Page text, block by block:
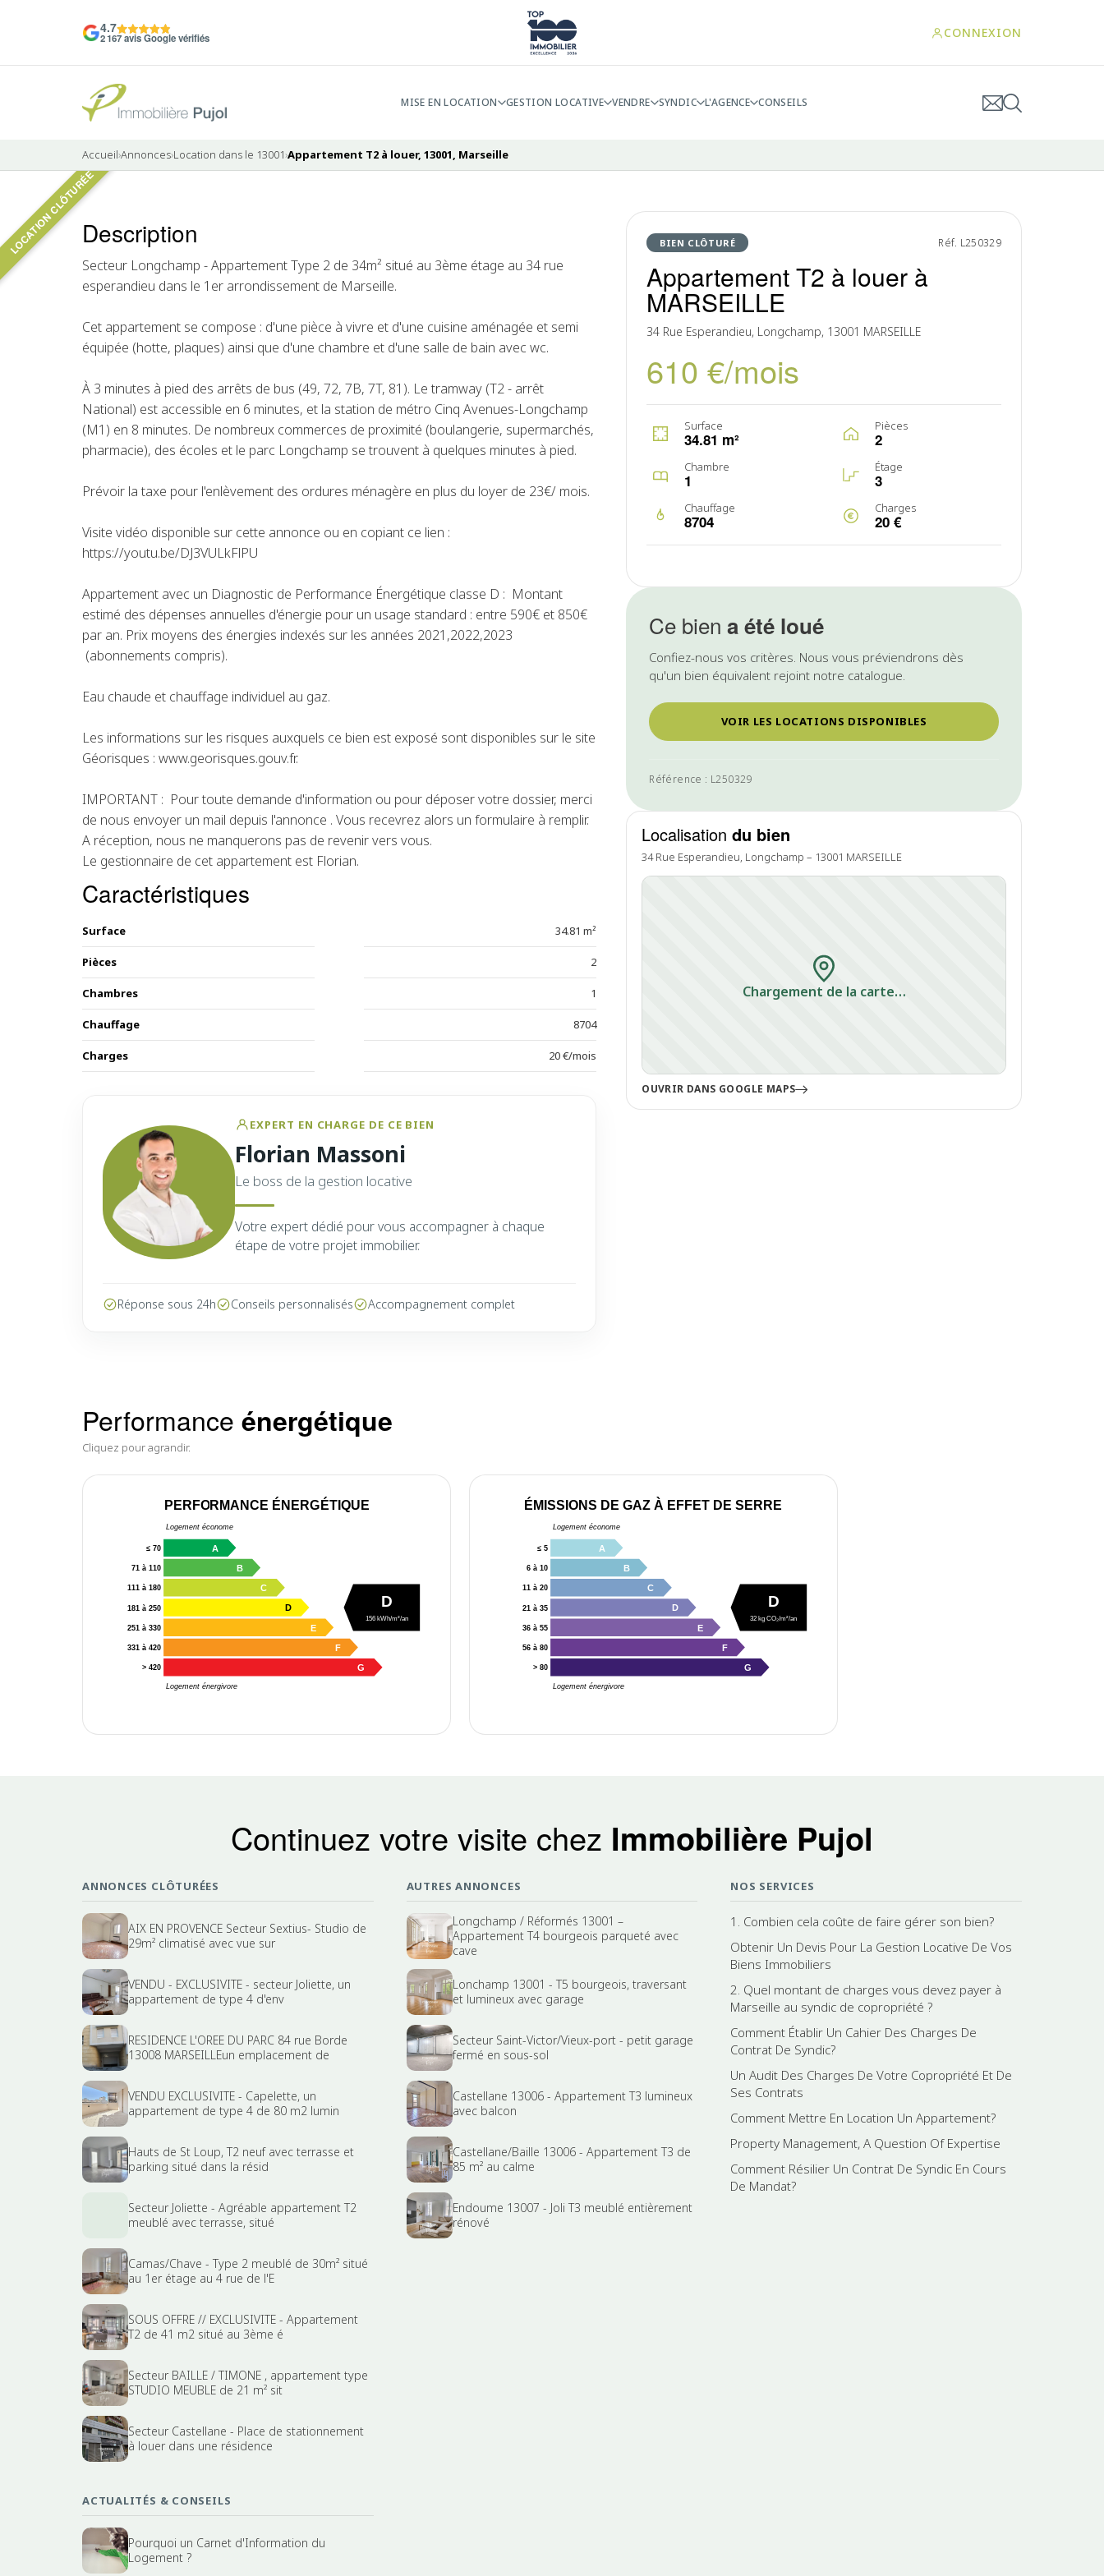
4.7
2 167 avis Google vérifiés CONNEXION
MISE EN LOCATION GESTION LOCATIVE VENDRE SYNDIC L'AGENCE CONSEILS
Accueil›Annonces›Location dans le 13001›Appartement T2 à louer, 13001, Marseille
LOCATION CLÔTURÉE BIEN CLÔTURÉ Réf. L250329
Appartement T2 à louer à
MARSEILLE
34 Rue Esperandieu, Longchamp, 13001 MARSEILLE
610 €/mois
Surface
34.81 m²
Pièces
2
Chambre
1
Étage
3
Chauffage
8704
Charges
20 €
Ce biena été loué
Confiez-nous vos critères. Nous vous préviendrons dès
qu'un bien équivalent rejoint notre catalogue.
VOIR LES LOCATIONS DISPONIBLES
Référence : L250329
Localisationdu bien
34 Rue Esperandieu, Longchamp – 13001 MARSEILLE
Chargement de la carte…
OUVRIR DANS GOOGLE MAPS
LOUÉ
Description
Secteur Longchamp - Appartement Type 2 de 34m² situé au 3ème étage au 34 rue
esperandieu dans le 1er arrondissement de Marseille.
Cet appartement se compose : d'une pièce à vivre et d'une cuisine aménagée et semi
équipée (hotte, plaques) ainsi que d'une chambre et d'une salle de bain avec wc.
À 3 minutes à pied des arrêts de bus (49, 72, 7B, 7T, 81). Le tramway (T2 - arrêt
National) est accessible en 6 minutes, et la station de métro Cinq Avenues-Longchamp
(M1) en 8 minutes. De nombreux commerces de proximité (boulangerie, supermarchés,
pharmacie), des écoles et le parc Longchamp se trouvent à quelques minutes à pied.
Prévoir la taxe pour l'enlèvement des ordures ménagère en plus du loyer de 23€/ mois.
Visite vidéo disponible sur cette annonce ou en copiant ce lien :
https://youtu.be/DJ3VULkFlPU
Appartement avec un Diagnostic de Performance Énergétique classe D : Montant
estimé des dépenses annuelles d'énergie pour un usage standard : entre 590€ et 850€
par an. Prix moyens des énergies indexés sur les années 2021,2022,2023
(abonnements compris).
Eau chaude et chauffage individuel au gaz.
Les informations sur les risques auxquels ce bien est exposé sont disponibles sur le site
Géorisques : www.georisques.gouv.fr.
IMPORTANT : Pour toute demande d'information ou pour déposer votre dossier, merci
de nous envoyer un mail depuis l'annonce . Vous recevrez alors un formulaire à remplir.
A réception, nous ne manquerons pas de revenir vers vous.
Le gestionnaire de cet appartement est Florian.
Caractéristiques
Surface 34.81 m²
Pièces 2
Chambres 1
Chauffage 8704
Charges 20 €/mois
EXPERT EN CHARGE DE CE BIEN
Florian Massoni
Le boss de la gestion locative
Votre expert dédié pour vous accompagner à chaque
étape de votre projet immobilier.
Réponse sous 24h Conseils personnalisés Accompagnement complet
Performance énergétique
Cliquez pour agrandir.
PERFORMANCE ÉNERGÉTIQUE
Logement économe
Logement énergivore
≤ 70 A
71 à 110 B
111 à 180 C
181 à 250 D
251 à 330 E
331 à 420 F
> 420 G
D
156 kWh/m²/an
ÉMISSIONS DE GAZ À EFFET DE SERRE
Logement économe
Logement énergivore
≤ 5 A
6 à 10 B
11 à 20 C
21 à 35 D
36 à 55 E
56 à 80 F
> 80 G
D
32 kg CO₂/m²/an
Continuez votre visite chez Immobilière Pujol
ANNONCES CLÔTURÉES
AIX EN PROVENCE Secteur Sextius- Studio de
29m² climatisé avec vue sur
VENDU - EXCLUSIVITE - secteur Joliette, un
appartement de type 4 d'env
RESIDENCE L'OREE DU PARC 84 rue Borde
13008 MARSEILLEun emplacement de
VENDU EXCLUSIVITE - Capelette, un
appartement de type 4 de 80 m2 lumin
Hauts de St Loup, T2 neuf avec terrasse et
parking situé dans la résid
Secteur Joliette - Agréable appartement T2
meublé avec terrasse, situé
Camas/Chave - Type 2 meublé de 30m² situé
au 1er étage au 4 rue de l'E
SOUS OFFRE // EXCLUSIVITE - Appartement
T2 de 41 m2 situé au 3ème é
Secteur BAILLE / TIMONE , appartement type
STUDIO MEUBLE de 21 m² sit
Secteur Castellane - Place de stationnement
à louer dans une résidence
AUTRES ANNONCES
Longchamp / Réformés 13001 –
Appartement T4 bourgeois parqueté avec
cave
Lonchamp 13001 - T5 bourgeois, traversant
et lumineux avec garage
Secteur Saint-Victor/Vieux-port - petit garage
fermé en sous-sol
Castellane 13006 - Appartement T3 lumineux
avec balcon
Castellane/Baille 13006 - Appartement T3 de
85 m² au calme
Endoume 13007 - Joli T3 meublé entièrement
rénové
NOS SERVICES
1. Combien cela coûte de faire gérer son bien?
Obtenir Un Devis Pour La Gestion Locative De Vos
Biens Immobiliers
2. Quel montant de charges vous devez payer à
Marseille au syndic de copropriété ?
Comment Établir Un Cahier Des Charges De
Contrat De Syndic?
Un Audit Des Charges De Votre Copropriété Et De
Ses Contrats
Comment Mettre En Location Un Appartement?
Property Management, A Question Of Expertise
Comment Résilier Un Contrat De Syndic En Cours
De Mandat?
ACTUALITÉS & CONSEILS
Pourquoi un Carnet d'Information du
Logement ?